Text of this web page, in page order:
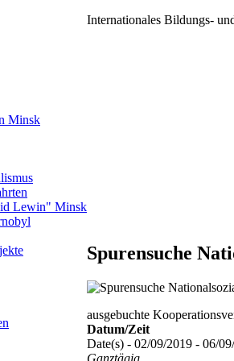
Minsk
Lewin" Minsk
Internationales Bildungs-
Spurensuche
ausgebuchte
Datum/Zeit
Date(s) - 02/09/2019 - 06/
Ganztägig